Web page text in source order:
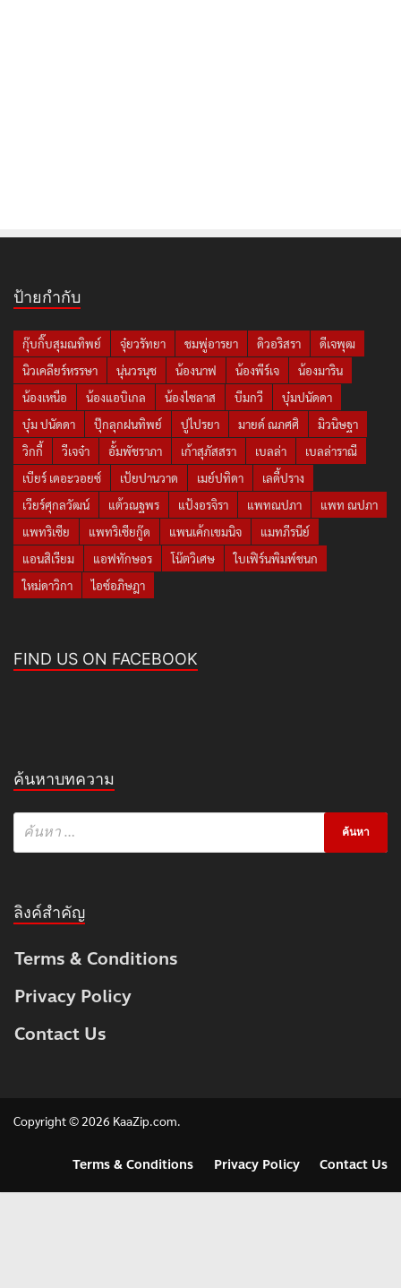
ป้ายกำกับ
กุ๊บกิ๊บสุมณทิพย์ จุ๋ยวรัทยา ชมพู่อารยา ดิวอริสรา
ดีเจพุฒ
นิวเคลียร์หรรษา
นุ่นวรนุช น้องนาฟ น้องพีร์เจ
น้องมาริน
น้องเหนือ
น้องแอบิเกล น้องไซลาส บีมกวี
บุ๋มปนัดดา
บุ๋ม ปนัดดา
ปุ๊กลุกฝนทิพย์ ปูไปรยา มายด์ ณภศศิ
มิวนิษฐา
วิกกี้
วีเจจ๋า อั้มพัชราภา เก้าสุภัสสรา เบลล่า
เบลล่าราณี
เบียร์ เดอะวอยซ์
เป้ยปานวาด เมย์ปทิดา
เลดี้ปราง
เวียร์ศุกลวัฒน์
แต้วณฐพร แป้งอรจิรา แพทณปภา
แพท ณปภา
แพทริเซีย
แพทริเซียกู๊ด แพนเค้กเขมนิจ
แมทภีรนีย์
แอนสิเรียม
แอฟทักษอร โน๊ตวิเศษ
ใบเฟิร์นพิมพ์ชนก
ใหม่ดาวิกา
ไอซ์อภิษฎา
FIND US ON FACEBOOK
ค้นหาบทความ
ลิงค์สำคัญ
Terms & Conditions
Privacy Policy
Contact Us
Copyright © 2026 KaaZip.com.
Terms & Conditions Privacy Policy Contact Us